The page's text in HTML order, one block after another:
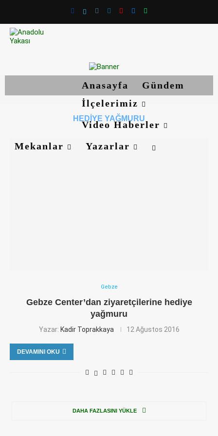
Anasayfa
Gündem
İlçelerimiz
Video Haberler
Mekanlar
Yazarlar
HEDIYE YAĞMURU
Gebze
Gebze Center’dan ziyaretçilerine hediye
yağmuru
Yazar: Kadir Toprakkaya 12 Ağustos 2016
DEVAMINI OKU
DAHA FAZLASINI YÜKLE